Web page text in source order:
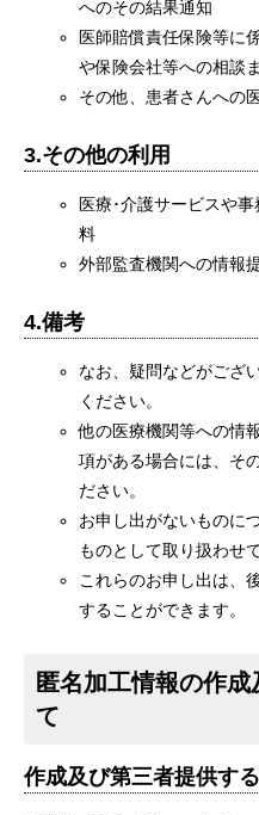
へのその結果通知
医師賠償責任保険等に
や保険会社等への相談
その他、患者さんへの
3.その他の利用
医療･介護サービスや
料
外部監査機関への情報
4.備考
なお、疑問などがござ
ください。
他の医療機関等への情
項がある場合には、そ
ださい。
お申し出がないものに
ものとして取り扱わせ
これらのお申し出は、
することができます。
匿名加工情報の作
て
作成及び第三者提供す